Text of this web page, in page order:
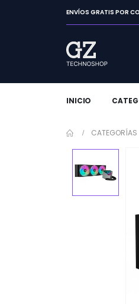
ENVÍOS GRATIS POR
INICIO
CATEGORÍAS